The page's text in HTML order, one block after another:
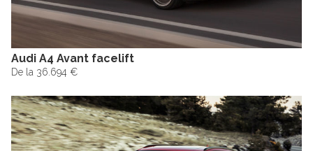
Audi A4 Avant facelift
De la 36.694 €